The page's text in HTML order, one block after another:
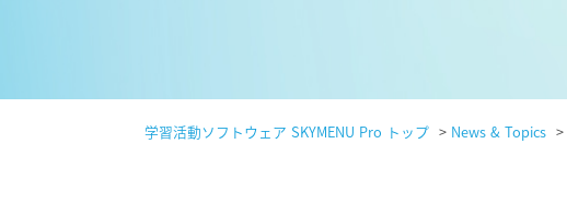
学習活動ソフトウェア SKYMENU Pro トップ > News & Topics >